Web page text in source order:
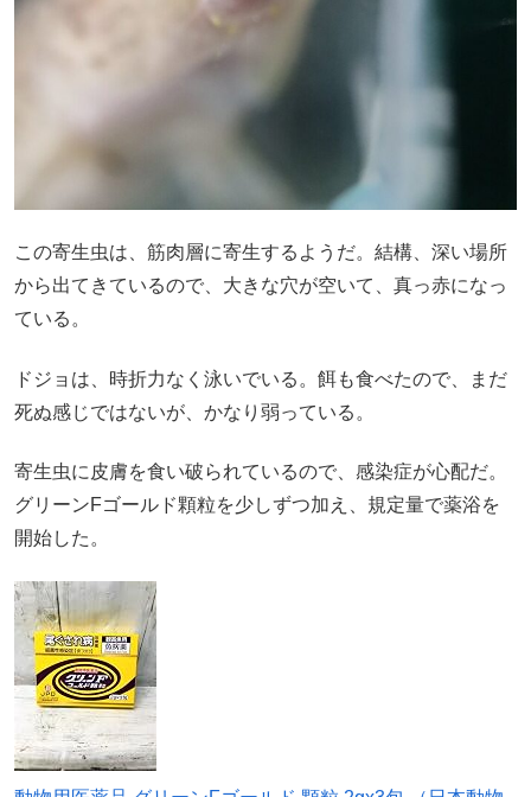
この寄生虫は、筋肉層に寄生するようだ。結構、深い場所
から出てきているので、大きな穴が空いて、真っ赤になっ
ている。
ドジョは、時折力なく泳いでいる。餌も食べたので、まだ
死ぬ感じではないが、かなり弱っている。
寄生虫に皮膚を食い破られているので、感染症が心配だ。
グリーンFゴールド顆粒を少しずつ加え、規定量で薬浴を
開始した。